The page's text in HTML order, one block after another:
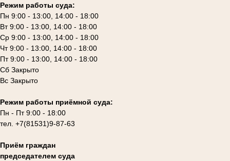
Режим работы суда:
Пн 9:00 - 13:00, 14:00 - 18:00
Вт 9:00 - 13:00, 14:00 - 18:00
Ср 9:00 - 13:00, 14:00 - 18:00
Чт 9:00 - 13:00, 14:00 - 18:00
Пт 9:00 - 13:00, 14:00 - 18:00
Сб Закрыто
Вс Закрыто
Режим работы приёмной суда:
Пн - Пт 9:00 - 18:00
тел. +7(81531)9-87-63
Приём граждан
председателем суда